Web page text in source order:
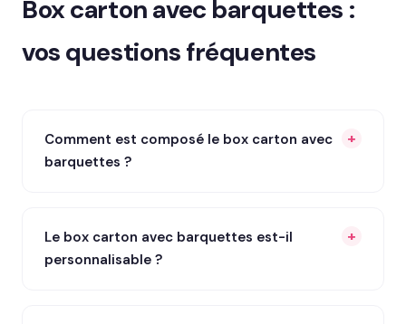
Box carton avec barquettes :
vos questions fréquentes
Comment est composé le box carton avec
barquettes ?
Le box carton avec barquettes est-il
personnalisable ?